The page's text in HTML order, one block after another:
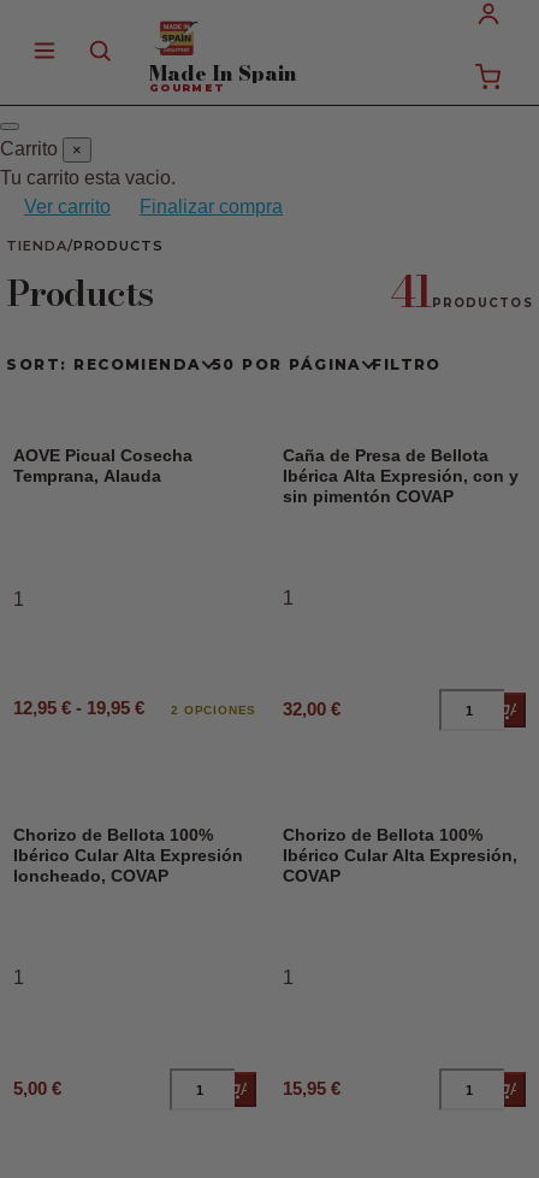
Made In Spain
GOURMET
Carrito ×
Tu carrito esta vacio.
Ver carrito
Finalizar compra
TIENDA/PRODUCTS
Products 41PRODUCTOS
SORT: RECOMIENDA 50 POR PÁGINA FILTRO
AOVE Picual Cosecha
Temprana, Alauda
1
12,95 € - 19,95 € 2 OPCIONES
Caña de Presa de Bellota
Ibérica Alta Expresión, con y
sin pimentón COVAP
1
32,00 €
Chorizo de Bellota 100%
Ibérico Cular Alta Expresión
loncheado, COVAP
1
5,00 € Añadir al carrito
Chorizo de Bellota 100%
Ibérico Cular Alta Expresión,
COVAP
1
15,95 €